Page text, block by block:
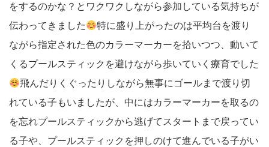
をするのかな？とワクワクしながら参加している気持ちが
伝わってきました
特に盛り上がったのは平均台を渡り
ながら指定された色のカラーマーカーを拾いつつ、動いて
くるプールスティックを避けながら歩いていく療育でした
飛んだりくぐったりしながら無事にゴールまで渡り切
れている子もいましたが、中にはカラーマーカーを取るの
を忘れプールスティックから逃げてスタートまで戻ってい
る子や、プールスティックを押しのけて進んでいる子がい